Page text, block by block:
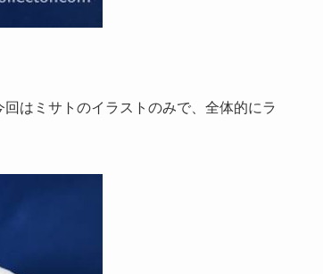
はミサトのイラストのみで、全体的にラ